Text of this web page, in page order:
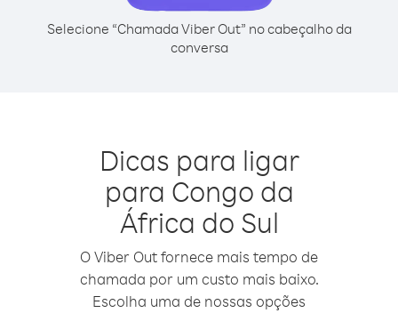
Selecione “Chamada Viber Out” no cabeçalho da
conversa
Dicas para ligar
para Congo da
África do Sul
O Viber Out fornece mais tempo de
chamada por um custo mais baixo.
Escolha uma de nossas opções